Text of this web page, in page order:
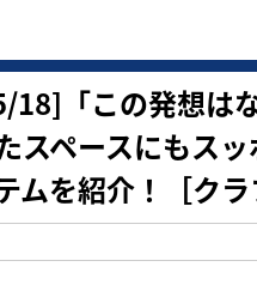
18]「この発想は
スペースにもス
ムを紹介！［クラ